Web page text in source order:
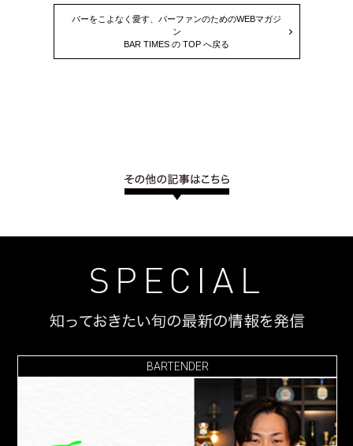
バーをこよなく愛す、バーファンのためのWEBマガジ
ン
BAR TIMES の TOP へ戻る
BARTENDER